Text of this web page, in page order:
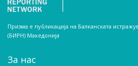
Призма е публикација на Балканската
(БИРН) Македонија
За нас